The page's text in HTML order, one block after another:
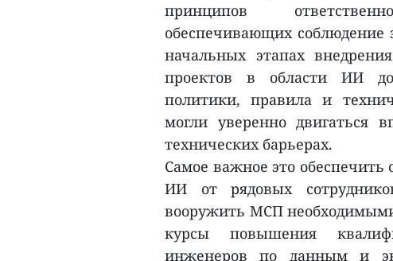
принципов
обеспечивающих соблюдение
начальных этапах
проектов в области ИИ
политики, правила и
могли уверенно двигаться
технических барьерах.
Самое важное это
ИИ от рядовых
вооружить МСП
курсы повышения
инженеров по данным и